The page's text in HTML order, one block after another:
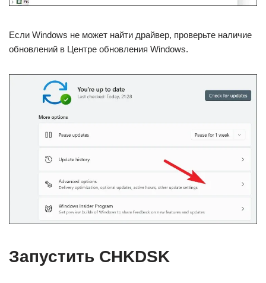
Если Windows не может найти драйвер, проверьте наличие
обновлений в Центре обновления Windows.
Запустить CHKDSK